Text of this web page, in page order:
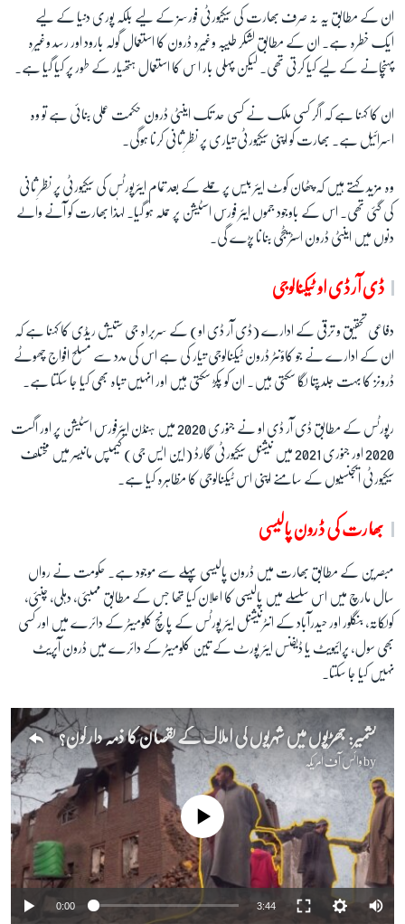
d
e
ان کے مطابق یہ نہ صرف بھارت کی سیکیورٹی فورسز کے لیے بلکہ پوری دنیا کے لیے
ایک خطرہ ہے۔ ان کے مطابق لشکر طیبہ وغیرہ ڈرون کا استعمال گولہ بارود اور رسد وغیرہ
پہنچانے کے لیے کیا کرتی تھی۔ لیکن پہلی بار ا س کا استعمال ہتھیار کے طور پر کیا گیا ہے۔
ان کا کہنا ہے کہ اگر کسی ملک نے کسی حد تک اینٹی ڈرون حکمت عملی بنائی ہے تو وہ
اسرائیل ہے۔ بھارت کو اپنی سیکیورٹی تیاری پر نظرِ ثانی کرنا ہوگی۔
وہ مزید کہتے ہیں کہ پٹھان کوٹ ایئر بیس پر حملے کے بعد تمام ایئرپورٹس کی سیکیورٹی پر نظرِ ثانی
کی گئی تھی۔ اس کے باوجود جموں ایئر فورس اسٹیشن پر حملہ ہو گیا۔ لہٰذا بھارت کو آنے والے
دنوں میں اینٹی ڈرون اسٹریٹجی بنانا پڑے گی۔
ڈی آر ڈی او ٹیکنالوجی
دفاعی تحقیق و ترقی کے ادارے (ڈی آر ڈی او) کے سربراہ جی ستیش ریڈی کا کہنا ہے کہ
ان کے ادارے نے جو کاؤنٹر ڈرون ٹیکنالوجی تیار کی ہے اس کی مدد سے مسلح افواج چھوٹے
ڈرونز کا بہت جلد پتا لگا سکتی ہیں۔ ان کو پکڑ سکتی ہیں اور انہیں تباہ بھی کیا جا سکتا ہے۔
رپورٹس کے مطابق ڈی آر ڈی او نے جنوری 2020 میں ہنڈن ایئرفورس اسٹیشن پر اور اگست
2020 اور جنوری 2021 میں نیشنل سیکیورٹی گارڈ (این ایس جی) کیمپس مانیسر میں مختلف
سیکیورٹی ایجنسیوں کے سامنے اپنی اس ٹیکنالوجی کا مظاہرہ کیا ہے۔
بھارت کی ڈرون پالیسی
مبصرین کے مطابق بھارت میں ڈرون پالیسی پہلے سے موجود ہے۔ حکومت نے رواں
سال مارچ میں اس سلسلے میں پالیسی کا اعلان کیا تھا جس کے مطابق ممبئی، دہلی، چنئی،
کولکاتہ، بنگلور اور حیدرآباد کے انٹرنیشنل ایئر پورٹس کے پانچ کلومیٹر کے دائرے میں اور کسی
بھی سول، پرائیویٹ یا ڈیفنس ایئر پورٹ کے تین کلومیٹر کے دائرے میں ڈرون آپریٹ
نہیں کیا جا سکتا۔
کشمیر: جھڑپوں میں شہریوں کی املاک کے نقصان کا ذمہ دار کون؟
by وائس آف امریکہ
No media source currently available
0:00 3:44